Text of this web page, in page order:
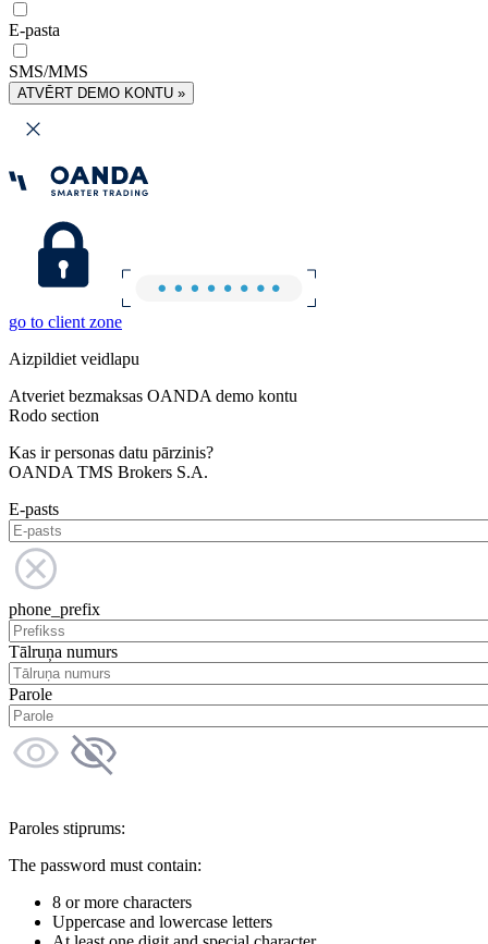
E-pasta
SMS/MMS
ATVĒRT DEMO KONTU »
go to client zone
Aizpildiet veidlapu
Atveriet bezmaksas OANDA demo kontu
Rodo section
Kas ir personas datu pārzinis?
OANDA TMS Brokers S.A.
E-pasts
phone_prefix
Tālruņa numurs
Parole
Paroles stiprums:
The password must contain:
8 or more characters
Uppercase and lowercase letters